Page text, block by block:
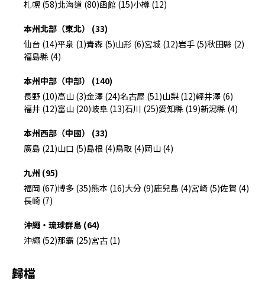
札幌 (58)北海道 (80)函館 (15)小樽 (12)
本州北部（東北） (33)
仙台 (14)平泉 (1)青森 (5)山形 (6)宮城 (12)岩手 (5)秋田縣 (2)
福島縣 (4)
本州中部（中部） (140)
長野 (10)高山 (3)金澤 (24)名古屋 (51)山梨 (12)輕井澤 (6)
福井 (12)富山 (20)岐阜 (13)石川 (25)愛知縣 (19)新潟縣 (4)
本州西部（中國） (33)
廣島 (21)山口 (5)島根 (4)鳥取 (4)岡山 (4)
九州 (95)
福岡 (67)博多 (35)熊本 (16)大分 (9)鹿兒島 (4)宮崎 (5)佐賀 (4)
長崎 (7)
沖繩・琉球群島 (64)
沖繩 (52)那霸 (25)宮古 (1)
歸檔